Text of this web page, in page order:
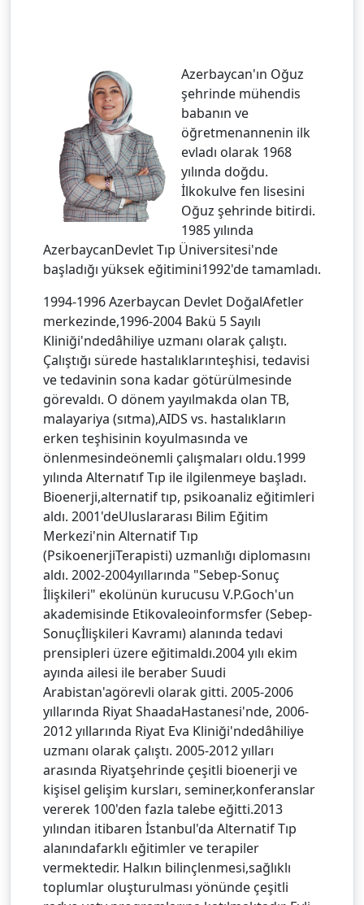
Azerbaycan'ın Oğuz
şehrinde mühendis
babanın ve
öğretmenannenin ilk
evladı olarak 1968
yılında doğdu.
İlkokulve fen lisesini
Oğuz şehrinde bitirdi.
1985 yılında
AzerbaycanDevlet Tıp Üniversitesi'nde
başladığı yüksek eğitimini1992'de tamamladı.
1994-1996 Azerbaycan Devlet DoğalAfetler
merkezinde,1996-2004 Bakü 5 Sayılı
Kliniği'ndedâhiliye uzmanı olarak çalıştı.
Çalıştığı sürede hastalıklarınteşhisi, tedavisi
ve tedavinin sona kadar götürülmesinde
görevaldı. O dönem yayılmakda olan TB,
malayariya (sıtma),AIDS vs. hastalıkların
erken teşhisinin koyulmasında ve
önlenmesindeönemli çalışmaları oldu.1999
yılında Alternatıf Tıp ile ilgilenmeye başladı.
Bioenerji,alternatif tıp, psikoanaliz eğitimleri
aldı. 2001'deUluslararası Bilim Eğitim
Merkezi'nin Alternatif Tıp
(PsikoenerjiTerapisti) uzmanlığı diplomasını
aldı. 2002-2004yıllarında "Sebep-Sonuç
İlişkileri" ekolünün kurucusu V.P.Goch'un
akademisinde Etikovaleoinformsfer (Sebep-
Sonuçİlişkileri Kavramı) alanında tedavi
prensipleri üzere eğitimaldı.2004 yılı ekim
ayında ailesi ile beraber Suudi
Arabistan'agörevli olarak gitti. 2005-2006
yıllarında Riyat ShaadaHastanesi'nde, 2006-
2012 yıllarında Riyat Eva Kliniği'ndedâhiliye
uzmanı olarak çalıştı. 2005-2012 yılları
arasında Riyatşehrinde çeşitli bioenerji ve
kişisel gelişim kursları, seminer,konferanslar
vererek 100'den fazla talebe eğitti.2013
yılından itibaren İstanbul'da Alternatif Tıp
alanındafarklı eğitimler ve terapiler
vermektedir. Halkın bilinçlenmesi,sağlıklı
toplumlar oluşturulması yönünde çeşitli